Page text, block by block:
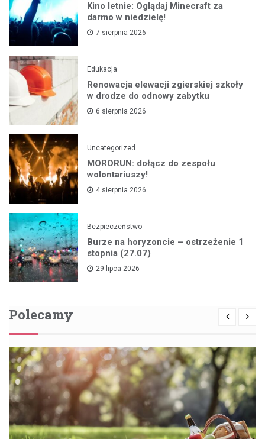
Kino letnie: Oglądaj Minecraft za
darmo w niedzielę!
7 sierpnia 2026
Edukacja
Renowacja elewacji zgierskiej szkoły
w drodze do odnowy zabytku
6 sierpnia 2026
Uncategorized
MORORUN: dołącz do zespołu
wolontariuszy!
4 sierpnia 2026
Bezpieczeństwo
Burze na horyzoncie – ostrzeżenie 1
stopnia (27.07)
29 lipca 2026
Polecamy